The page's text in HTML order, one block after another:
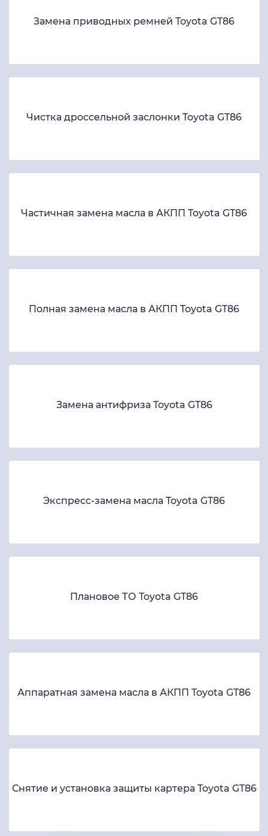
Замена приводных ремней Toyota GT86
Чистка дроссельной заслонки Toyota GT86
Частичная замена масла в АКПП Toyota GT86
Полная замена масла в АКПП Toyota GT86
Замена антифриза Toyota GT86
Экспресс-замена масла Toyota GT86
Плановое ТО Toyota GT86
Аппаратная замена масла в АКПП Toyota GT86
Снятие и установка защиты картера Toyota GT86